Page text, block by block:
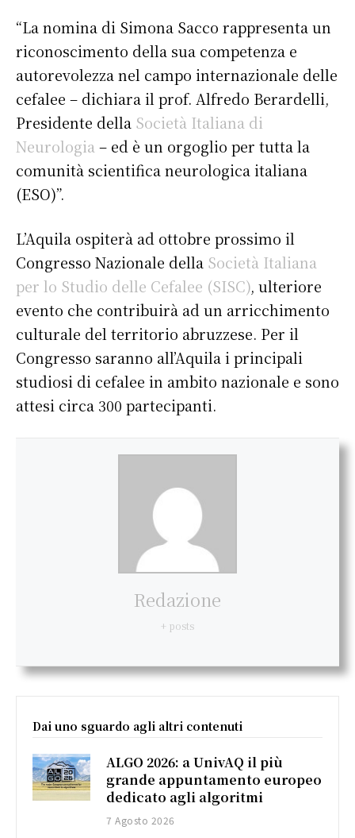
“La nomina di Simona Sacco rappresenta un
riconoscimento della sua competenza e
autorevolezza nel campo internazionale delle
cefalee – dichiara il prof. Alfredo Berardelli,
Presidente della Società Italiana di
Neurologia – ed è un orgoglio per tutta la
comunità scientifica neurologica italiana
(ESO)”.
L’Aquila ospiterà ad ottobre prossimo il
Congresso Nazionale della Società Italiana
per lo Studio delle Cefalee (SISC), ulteriore
evento che contribuirà ad un arricchimento
culturale del territorio abruzzese. Per il
Congresso saranno all’Aquila i principali
studiosi di cefalee in ambito nazionale e sono
attesi circa 300 partecipanti.
Redazione
+ posts
Dai uno sguardo agli altri contenuti
ALGO 2026: a UnivAQ il più
grande appuntamento europeo
dedicato agli algoritmi
7 Agosto 2026